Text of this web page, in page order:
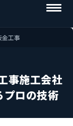
金工事
事施工会社
プロの技術